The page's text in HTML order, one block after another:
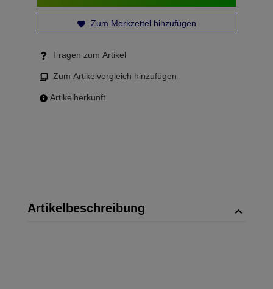
Zum Merkzettel hinzufügen
Fragen zum Artikel
Zum Artikelvergleich hinzufügen
Artikelherkunft
Artikelbeschreibung